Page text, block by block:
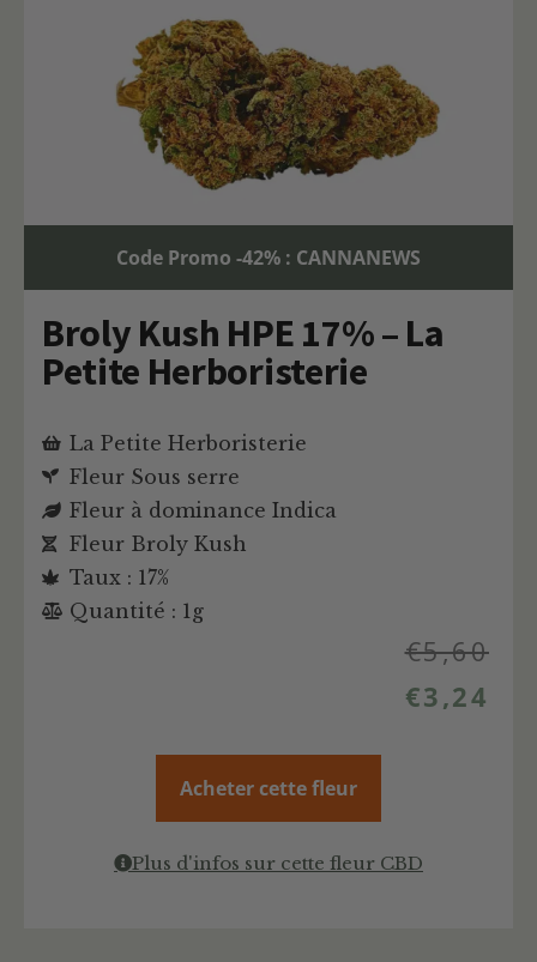
Code Promo -42% : CANNANEWS
Broly Kush HPE 17% – La
Petite Herboristerie
La Petite Herboristerie
Fleur Sous serre
Fleur à dominance Indica
Fleur Broly Kush
Taux : 17%
Quantité : 1g
€5,60
€3,24
Acheter cette fleur
Plus d'infos sur cette fleur CBD